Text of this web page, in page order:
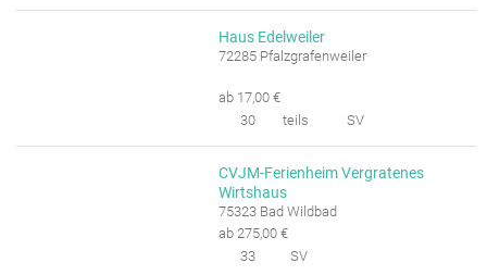
Haus Edelweiler
72285 Pfalzgrafenweiler
ab 17,00 €
30
teils SV
CVJM-Ferienheim Vergratenes
Wirtshaus
75323 Bad Wildbad
ab 275,00 €
33
SV